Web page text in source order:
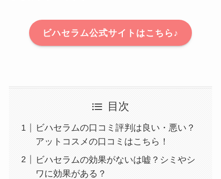
ビハセラム公式サイトはこちら♪
目次
ビハセラムの口コミ評判は良い・悪い？
アットコスメの口コミはこちら！
ビハセラムの効果がないは嘘？シミやシ
ワに効果がある？